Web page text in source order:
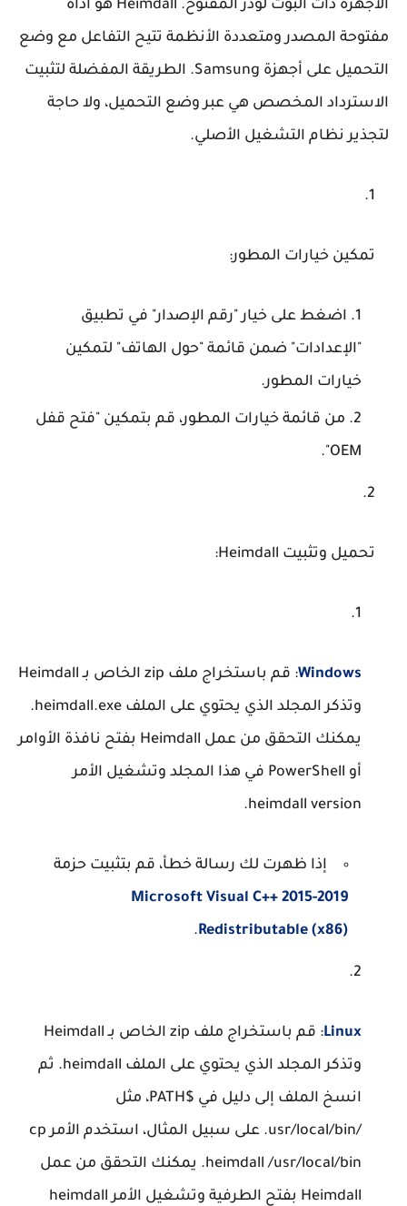
الأجهزة ذات البوت لودر المفتوح. Heimdall هو أداة
مفتوحة المصدر ومتعددة الأنظمة تتيح التفاعل مع وضع
التحميل على أجهزة Samsung. الطريقة المفضلة لتثبيت
الاسترداد المخصص هي عبر وضع التحميل، ولا حاجة
لتجذير نظام التشغيل الأصلي.
تمكين خيارات المطور:
اضغط على خيار "رقم الإصدار" في تطبيق
"الإعدادات" ضمن قائمة "حول الهاتف" لتمكين
خيارات المطور.
من قائمة خيارات المطور، قم بتمكين "فتح قفل
OEM".
تحميل وتثبيت Heimdall :
Windows
: قم باستخراج ملف zip الخاص بـ Heimdall
وتذكر المجلد الذي يحتوي على الملف heimdall.exe.
يمكنك التحقق من عمل Heimdall بفتح نافذة الأوامر
أو PowerShell في هذا المجلد وتشغيل الأمر
heimdall version
.
إذا ظهرت لك رسالة خطأ، قم بتثبيت حزمة
Microsoft Visual C++ 2015-2019
Redistributable (x86)
.
Linux
: قم باستخراج ملف zip الخاص بـ Heimdall
وتذكر المجلد الذي يحتوي على الملف heimdall. ثم
انسخ الملف إلى دليل في $PATH
، مثل
/usr/local/bin
. على سبيل المثال، استخدم الأمرcp
heimdall /usr/local/bin. يمكنك التحقق من عمل
Heimdall بفتح الطرفية وتشغيل الأمر
heimdall